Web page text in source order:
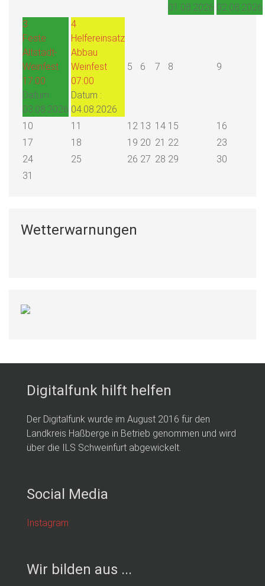
01.08.2026 02.08.2026
3
Feste
Altstadt-
Weinfest
17:00
Datum :
03.08.2026
4
Helfereinsatz
Abbau
Weinfest
07:00
Datum :
04.08.2026
5 6 7 8 9
10 11 12 13 14 15
16
17
18 19 20 21 22
23
24
25 26 27 28 29
30
31
Wetterwarnungen
Digitalfunk hilft helfen
Der Digitalfunk wurde im August 2016 für den
Landkreis Haßberge in Betrieb genommen und wird
über die ILS Schweinfurt abgewickelt.
Social Media
Instagram
Wir bilden aus ...